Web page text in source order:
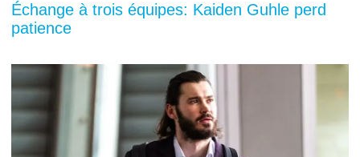
Échange à trois équipes: Kaiden Guhle perd
patience